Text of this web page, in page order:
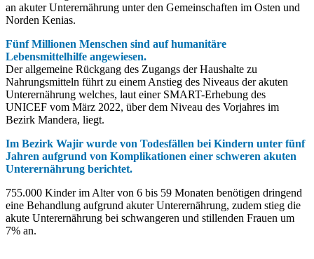
an akuter Unterernährung unter den Gemeinschaften im Osten und
Norden Kenias.
Fünf Millionen Menschen sind auf humanitäre
Lebensmittelhilfe angewiesen.
Der allgemeine Rückgang des Zugangs der Haushalte zu
Nahrungsmitteln führt zu einem Anstieg des Niveaus der akuten
Unterernährung welches, laut einer SMART-Erhebung des
UNICEF vom März 2022, über dem Niveau des Vorjahres im
Bezirk Mandera, liegt.
Im Bezirk Wajir wurde von Todesfällen bei Kindern unter fünf
Jahren aufgrund von Komplikationen einer schweren akuten
Unterernährung berichtet.
755.000 Kinder im Alter von 6 bis 59 Monaten benötigen dringend
eine Behandlung aufgrund akuter Unterernährung, zudem stieg die
akute Unterernährung bei schwangeren und stillenden Frauen um
7% an.